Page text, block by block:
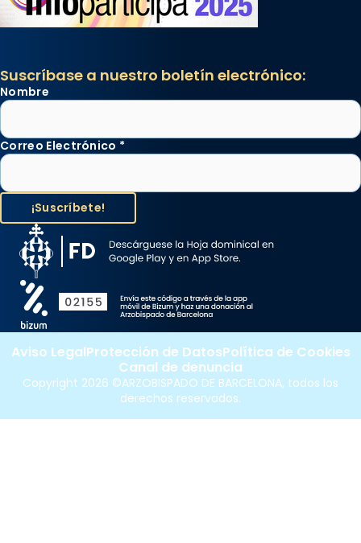
Suscríbase a nuestro boletín electrónico:
Nombre
Correo Electrónico *
Copyright 2026 ©ARZOBISPADO DE BARCELONA, todos los
derechos reservados.
Aviso LegalProtección de DatosPolítica de Cookies
Canal de denuncia